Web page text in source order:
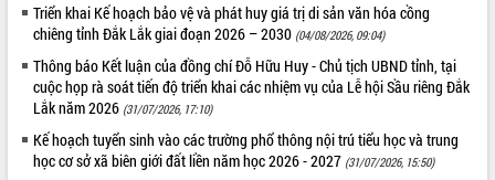
LIÊN KẾT WEB
Triển khai Kế hoạch bảo vệ và phát huy giá trị di sản văn hóa cồng
chiêng tỉnh Đắk Lắk giai đoạn 2026 – 2030 (04/08/2026, 09:04)
Thông báo Kết luận của đồng chí Đỗ Hữu Huy - Chủ tịch UBND tỉnh, tại
cuộc họp rà soát tiến độ triển khai các nhiệm vụ của Lễ hội Sầu riêng Đắk
Lắk năm 2026 (31/07/2026, 17:10)
Kế hoạch tuyển sinh vào các trường phổ thông nội trú tiểu học và trung
học cơ sở xã biên giới đất liền năm học 2026 - 2027 (31/07/2026, 15:50)